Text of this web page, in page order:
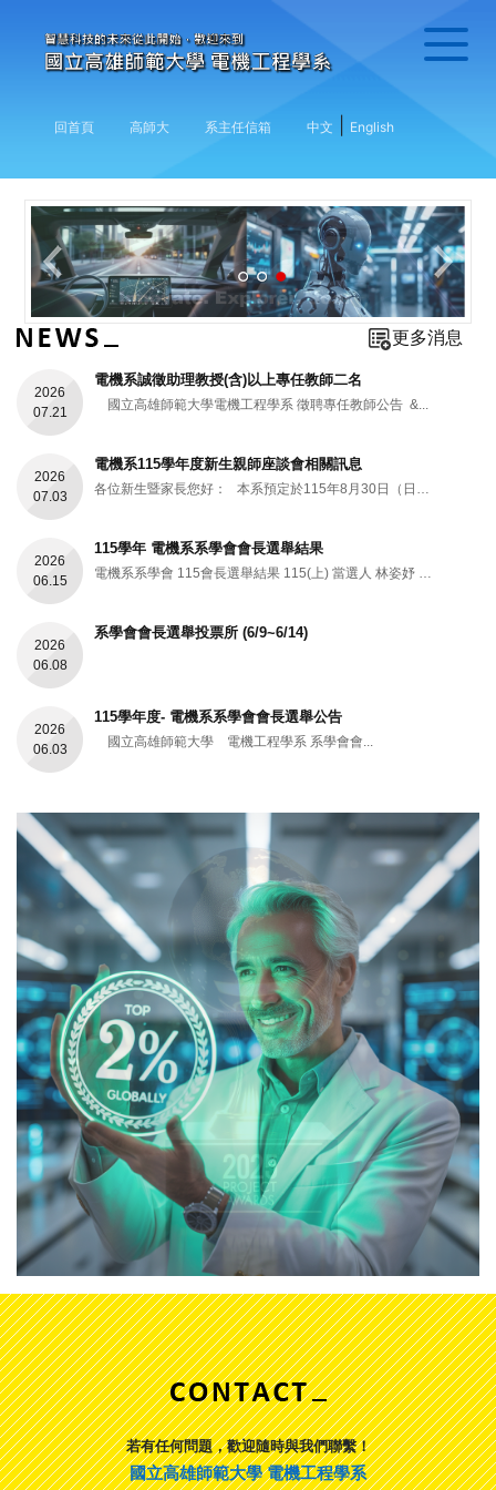
回首頁 高師大 系主任信箱 中文 English
1 2 3
更多消息
2026
07.21
電機系誠徵助理教授(含)以上專任教師二名
國立高雄師範大學電機工程學系 徵聘專任教師公告 &...
2026
07.03
電機系115學年度新生親師座談會相關訊息
各位新生暨家長您好： 本系預定於115年8月30日（日）上午 10:00～1...
2026
06.15
115學年 電機系系學會會長選舉結果
電機系系學會 115會長選舉結果 115(上) 當選人 林姿妤 115(下)~1...
2026
06.08
系學會會長選舉投票所 (6/9~6/14)
2026
06.03
115學年度- 電機系系學會會長選舉公告
國立高雄師範大學 電機工程學系 系學會會...
若有任何問題，歡迎隨時與我們聯繫！
國立高雄師範大學 電機工程學系